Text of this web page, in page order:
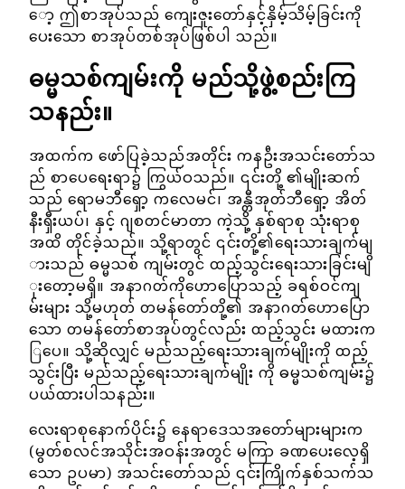
ော့ ဤစာအုပ်သည် ကျေးဇူးတော်နှင့်နှိမ့်သိမ့်ခြင်းကို
ပေးသော စာအုပ်တစ်အုပ်ဖြစ်ပါ သည်။
ဓမ္မသစ်ကျမ်းကို မည်သို့ဖွဲ့စည်းကြ
သနည်း။
အထက်က ဖော်ပြခဲ့သည်အတိုင်း ကနဦးအသင်းတော်သ
ည် စာပေရေးရာ၌ ကြွယ်ဝသည်။ ၎င်းတို့ ၏မျိုးဆက်
သည် ရောမဘီရှော့ ကလေမင်၊ အန္တီအုတ်ဘီရှော့ အိတ်
နီးရှီးယပ်၊ နှင့် ဂျစတင်မာတာ ကဲ့သို့ နှစ်ရာစု သုံးရာစု
အထိ တိုင်ခဲ့သည်။ သို့ရာတွင် ၎င်းတို့၏ရေးသားချက်မျ
ားသည် ဓမ္မသစ် ကျမ်းတွင် ထည့်သွင်းရေးသားခြင်းမျိ
ုးတော့မရှိ။ အနာဂတ်ကိုဟောပြောသည့် ခရစ်ဝင်ကျ
မ်းများ သို့မဟုတ် တမန်တော်တို့၏ အနာဂတ်ဟောပြော
သော တမန်တော်စာအုပ်တွင်လည်း ထည့်သွင်း မထားက
ြပေ။ သို့ဆိုလျှင် မည်သည့်ရေးသားချက်မျိုးကို ထည့်
သွင်းပြီး မည်သည့်ရေးသားချက်မျိုး ကို ဓမ္မသစ်ကျမ်း၌
ပယ်ထားပါသနည်း။
လေးရာစုနောက်ပိုင်း၌ နေရာဒေသအတော်များများက
(မွတ်စလင်အသိုင်းအဝန်းအတွင် မကြာ ခဏပေးလေ့ရှိ
သော ဥပမာ) အသင်းတော်သည် ၎င်းကြိုက်နှစ်သက်သ